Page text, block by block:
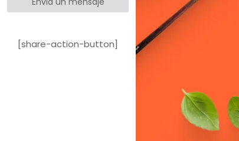
[share-action-button]